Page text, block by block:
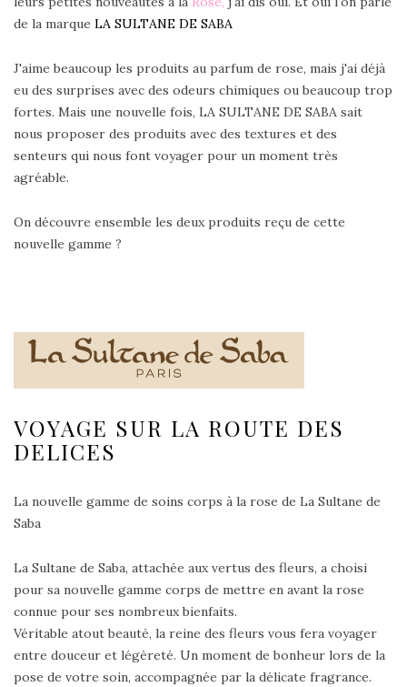
de la marque LA SULTANE DE SABA
J'aime beaucoup les produits au parfum de rose, mais j'ai déjà
eu des surprises avec des odeurs chimiques ou beaucoup trop
fortes. Mais une nouvelle fois, LA SULTANE DE SABA sait
nous proposer des produits avec des textures et des
senteurs qui nous font voyager pour un moment très
agréable.
On découvre ensemble les deux produits reçu de cette
nouvelle gamme ?
VOYAGE SUR LA ROUTE DES
DELICES
La nouvelle gamme de soins corps à la rose de La Sultane de
Saba
La Sultane de Saba, attachée aux vertus des fleurs, a choisi
pour sa nouvelle gamme corps de mettre en avant la rose
connue pour ses nombreux bienfaits.
Véritable atout beauté, la reine des fleurs vous fera voyager
entre douceur et légèreté. Un moment de bonheur lors de la
pose de votre soin, accompagnée par la délicate fragrance.